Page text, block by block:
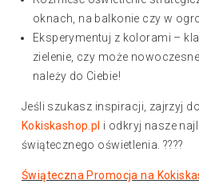
oknach, na balkonie czy w
Eksperymentuj z kolorami –
zielenie, czy może
należy do Ciebie!
Jeśli szukasz inspiracji, zajrzyj
Kokiskashop.pl i odkryj nasze
świątecznego oświetlenia. ????
Świąteczna Promocja na